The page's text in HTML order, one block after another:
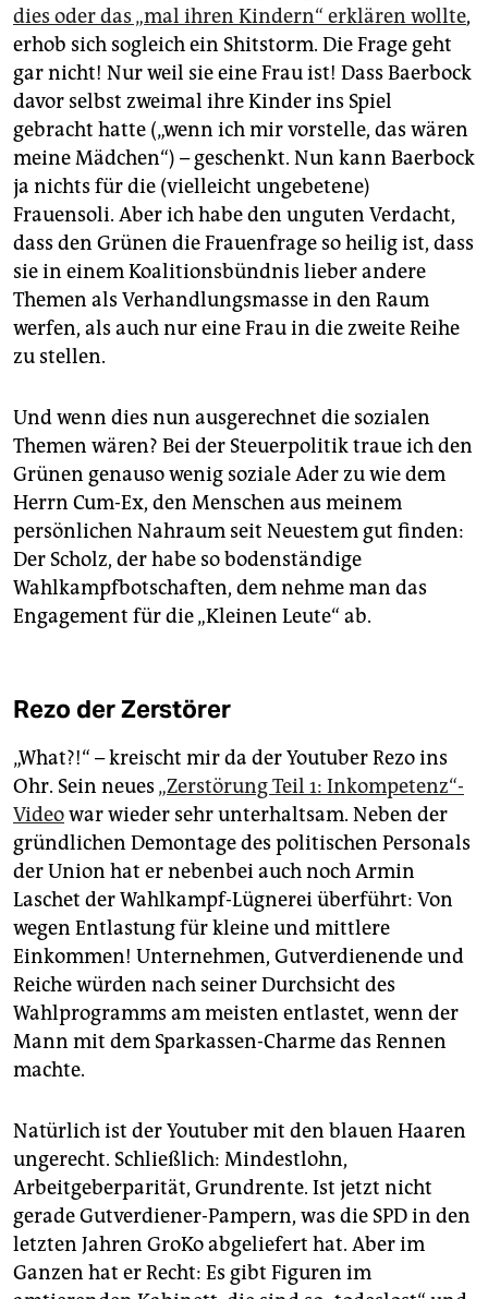
dies oder das „mal ihren Kindern“ erklären wollte,
erhob sich sogleich ein Shitstorm. Die Frage geht
gar nicht! Nur weil sie eine Frau ist! Dass Baerbock
davor selbst zweimal ihre Kinder ins Spiel
gebracht hatte („wenn ich mir vorstelle, das wären
meine Mädchen“) – geschenkt. Nun kann Baerbock
ja nichts für die (vielleicht ungebetene)
Frauensoli. Aber ich habe den unguten Verdacht,
dass den Grünen die Frauenfrage so heilig ist, dass
sie in einem Koalitionsbündnis lieber andere
Themen als Verhandlungsmasse in den Raum
werfen, als auch nur eine Frau in die zweite Reihe
zu stellen.
Und wenn dies nun ausgerechnet die sozialen
Themen wären? Bei der Steuerpolitik traue ich den
Grünen genauso wenig soziale Ader zu wie dem
Herrn Cum-Ex, den Menschen aus meinem
persönlichen Nahraum seit Neuestem gut finden:
Der Scholz, der habe so bodenständige
Wahlkampfbotschaften, dem nehme man das
Engagement für die „Kleinen Leute“ ab.
Rezo der Zerstörer
„What?!“ – kreischt mir da der Youtuber Rezo ins
Ohr. Sein neues „Zerstörung Teil 1: Inkompetenz“-
Videowar wieder sehr unterhaltsam. Neben der
gründlichen Demontage des politischen Personals
der Union hat er nebenbei auch noch Armin
Laschet der Wahlkampf-Lügnerei überführt: Von
wegen Entlastung für kleine und mittlere
Einkommen! Unternehmen, Gutverdienende und
Reiche würden nach seiner Durchsicht des
Wahlprogramms am meisten entlastet, wenn der
Mann mit dem Sparkassen-Charme das Rennen
machte.
Natürlich ist der Youtuber mit den blauen Haaren
ungerecht. Schließlich: Mindestlohn,
Arbeitgeberparität, Grundrente. Ist jetzt nicht
gerade Gutverdiener-Pampern, was die SPD in den
letzten Jahren GroKo abgeliefert hat. Aber im
Ganzen hat er Recht: Es gibt Figuren im